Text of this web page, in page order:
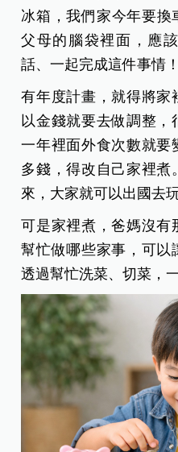
冰箱，我們家今年要
父母的腦袋裡面，應
話、一起完成這件事情！
有年度計畫，就得將家
以金錢就要去做調整，
一年裡面外食次數就要
多錢，得改自己家裡煮
來，大家就可以出國去玩
可是家裡煮，爸媽沒有
幫忙做哪些家事，可以
透過幫忙洗菜、切菜，